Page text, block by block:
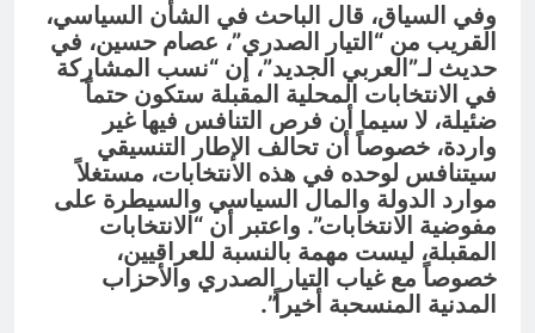
وفي السياق، قال الباحث في الشأن السياسي،
القريب من “التيار الصدري”، عصام حسين، في
حديث لـ”العربي الجديد”، إن “نسب المشاركة
في الانتخابات المحلية المقبلة ستكون حتماً
ضئيلة، لا سيما أن فرص التنافس فيها غير
واردة، خصوصاً أن تحالف الإطار التنسيقي
سيتنافس لوحده في هذه الانتخابات، مستغلاً
موارد الدولة والمال السياسي والسيطرة على
مفوضية الانتخابات”. واعتبر أن “الانتخابات
المقبلة، ليست مهمة بالنسبة للعراقيين،
خصوصاً مع غياب التيار الصدري والأحزاب
المدنية المنسحبة أخيراً”.